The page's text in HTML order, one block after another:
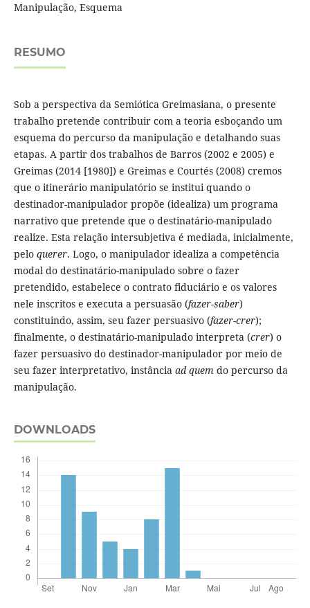
Manipulação, Esquema
RESUMO
Sob a perspectiva da Semiótica Greimasiana, o presente
trabalho pretende contribuir com a teoria esboçando um
esquema do percurso da manipulação e detalhando suas
etapas. A partir dos trabalhos de Barros (2002 e 2005) e
Greimas (2014 [1980]) e Greimas e Courtés (2008) cremos
que o itinerário manipulatório se institui quando o
destinador-manipulador propõe (idealiza) um programa
narrativo que pretende que o destinatário-manipulado
realize. Esta relação intersubjetiva é mediada, inicialmente,
pelo querer. Logo, o manipulador idealiza a competência
modal do destinatário-manipulado sobre o fazer
pretendido, estabelece o contrato fiduciário e os valores
nele inscritos e executa a persuasão (fazer-saber)
constituindo, assim, seu fazer persuasivo (fazer-crer);
finalmente, o destinatário-manipulado interpreta (crer) o
fazer persuasivo do destinador-manipulador por meio de
seu fazer interpretativo, instância ad quem do percurso da
manipulação.
DOWNLOADS